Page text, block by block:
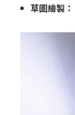
草圖繪製：